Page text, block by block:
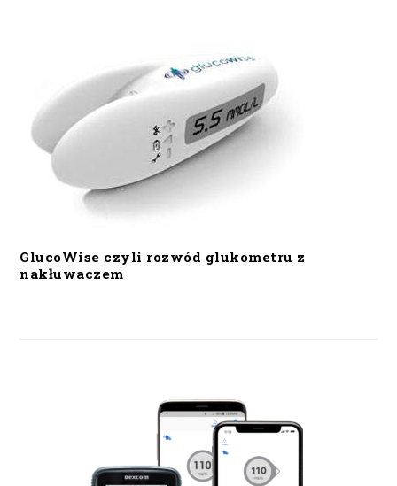
GlucoWise czyli rozwód glukometru z
nakłuwaczem